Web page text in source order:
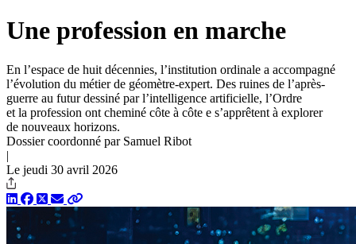
Une profession en marche
En l’espace de huit décennies, l’institution ordinale a accompagné
l’évolution du métier de géomètre-expert. Des ruines de l’après-
guerre au futur dessiné par l’intelligence artificielle, l’Ordre
et la profession ont cheminé côte à côte e s’apprêtent à explorer
de nouveaux horizons.
Dossier coordonné par Samuel Ribot
|
Le jeudi 30 avril 2026